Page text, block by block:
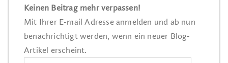
Keinen Beitrag mehr verpassen!
Mit Ihrer E-mail Adresse anmelden und ab nun
benachrichtigt werden, wenn ein neuer Blog-
Artikel erscheint.